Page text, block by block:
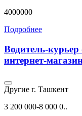
4000000
Подробнее
Водитель-
интернет-
Другие г. Ташкент
3 200 000-8 000 0..